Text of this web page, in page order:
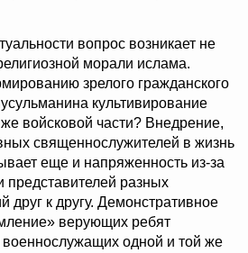
вопрос возникает не
морали ислама.
зрелого гражданского
культивирование
войсковой части? Внедрение,
священнослужителей в жизнь
еще и напряженность из-за
представителей разных
друг к другу. Демонстративное
верующих ребят
военнослужащих одной и той же